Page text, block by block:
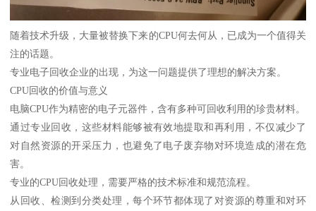
随着技术升级，大量被替换下来的CPU何去何从，已成为一个值得关
注的话题。
专业电子回收企业的出现，为这一问题提供了理想的解决方案。
CPU回收的价值与意义
电脑CPU作为精密的电子元器件，含有多种可回收利用的珍贵材料。
通过专业回收，这些材料能够被有效地提取和再利用，不仅减少了
对自然资源的开采压力，也避免了电子废弃物对环境造成的潜在危
害。
专业的CPU回收处理，需要严格的技术标准和规范流程。
从回收、检测到分类处理，每个环节都体现了对资源的尊重和对环